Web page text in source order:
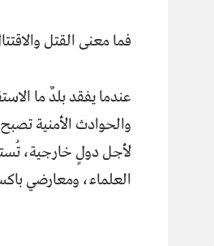
فما معنى القتل
عندما يفقد بلدٌ ما
والحوادث الأمنية
لأجل دولٍ خارجية،
العلماء، ومعارضي